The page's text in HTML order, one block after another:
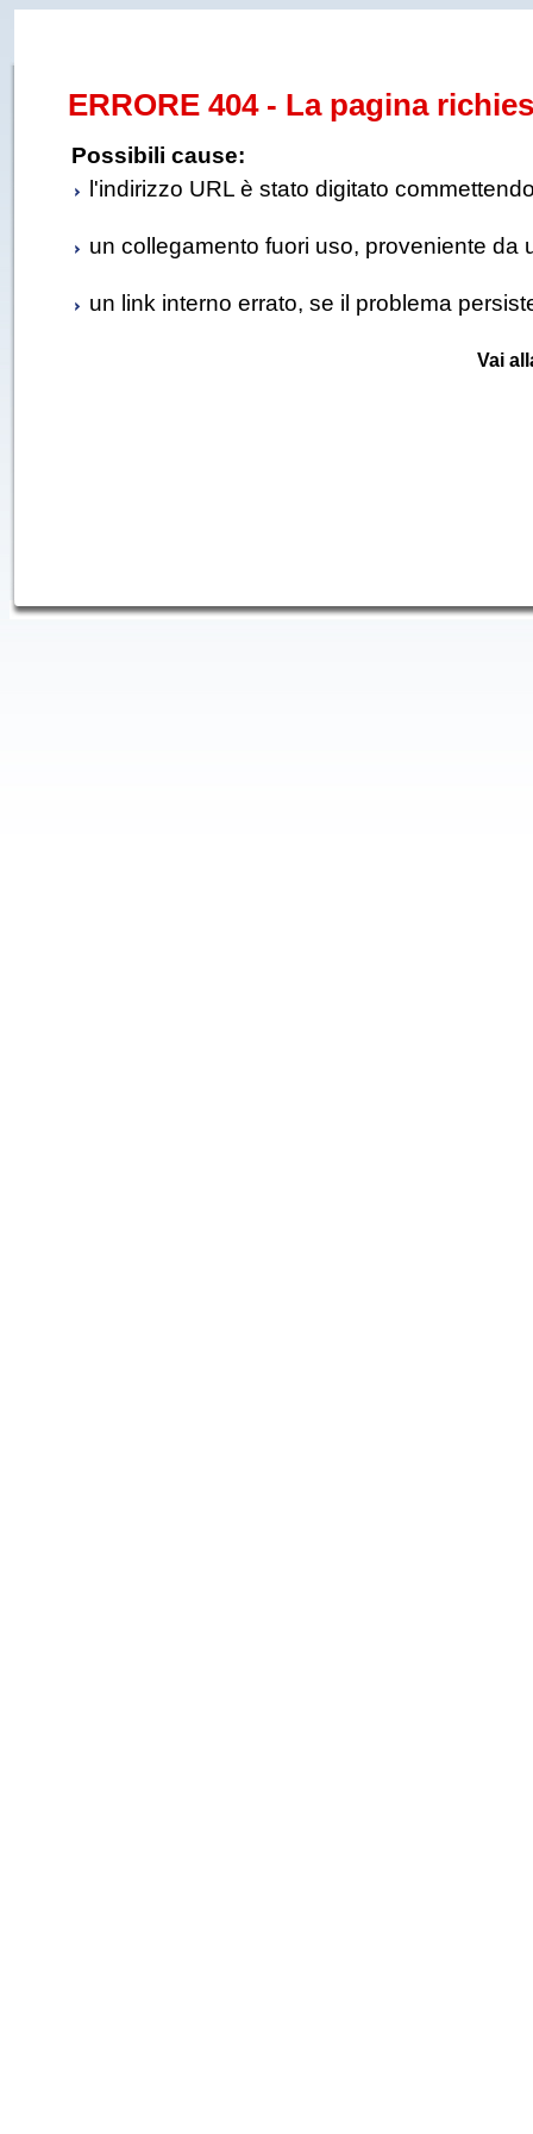
ERRORE 404 - La pagina
Possibili cause:
l'indirizzo URL è stato digitato
un collegamento fuori uso, proveniente da
un link interno errato, se il problema
Vai